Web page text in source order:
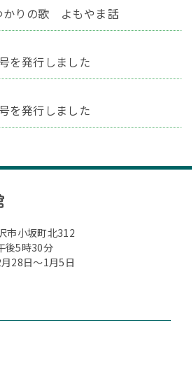
りの歌 よもやま話
を発行しました
を発行しました
市小坂町北312
午後5時30分
28日～1月5日